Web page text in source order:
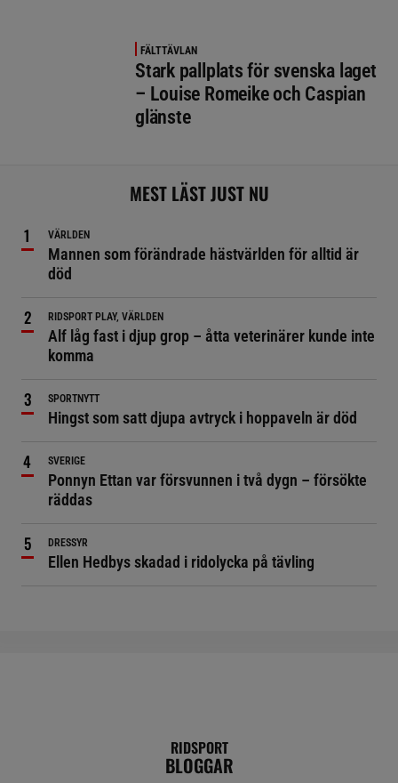
FÄLTTÄVLAN
Stark pallplats för svenska laget
– Louise Romeike och Caspian
glänste
MEST LÄST JUST NU
VÄRLDEN
Mannen som förändrade hästvärlden för alltid är
död
RIDSPORT PLAY, VÄRLDEN
Alf låg fast i djup grop – åtta veterinärer kunde inte
komma
SPORTNYTT
Hingst som satt djupa avtryck i hoppaveln är död
SVERIGE
Ponnyn Ettan var försvunnen i två dygn – försökte
räddas
DRESSYR
Ellen Hedbys skadad i ridolycka på tävling
RIDSPORT
BLOGGAR